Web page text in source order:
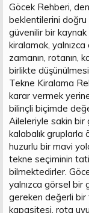
Göcek Rehberi,
beklentilerini doğru
güvenilir bir
kiralamak,
zamanın, rotanın,
birlikte
Tekne Kiralama
karar vermek
bilinçli biçimde
Aileleriyle sakin bir
kalabalık gruplarla
huzurlu bir mavi
tekne seçiminin
bilmektedirler.
yalnızca görsel bir
gereken değerli bir
kapasitesi, rota